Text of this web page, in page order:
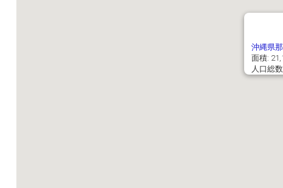
沖縄県
面積:
人口総